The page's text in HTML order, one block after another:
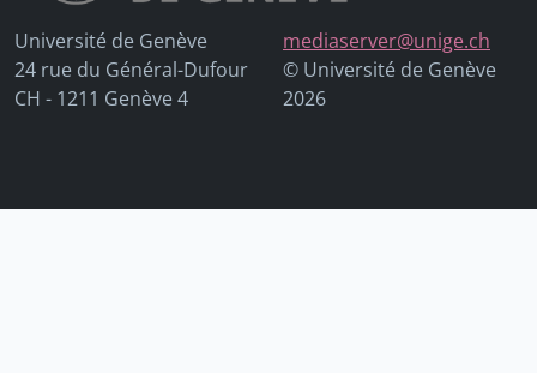
Université de Genève
24 rue du Général-Dufour
CH - 1211 Genève 4
mediaserver@unige.ch
© Université de Genève
2026